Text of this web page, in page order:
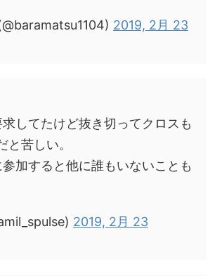
2019, 2月 23
してたけど抜き切ってクロスも
と苦しい。
加すると他に誰もいないことも
2019, 2月 23